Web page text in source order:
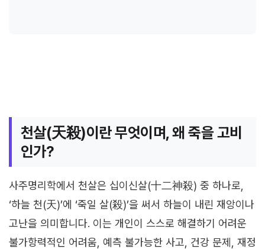
천살(天殺)이란 무엇이며, 왜 죽을 고비
인가?
사주명리학에서 천살은 십이신살(十二神殺) 중 하나로,
‘하늘 천(天)’에 ‘죽일 살(殺)’을 써서 하늘이 내린 재앙이나
고난을 의미합니다. 이는 개인이 스스로 해결하기 어려운
불가항력적인 어려움, 예측 불가능한 사고, 건강 문제, 재정